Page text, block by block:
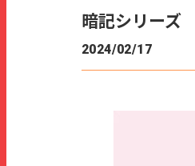
暗記シリーズ
2024/02/17